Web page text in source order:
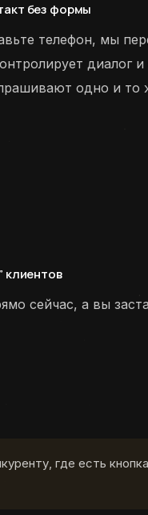
без формы
телефон, мы
диалог
одно и то
клиентов
сейчас, а вы
где есть